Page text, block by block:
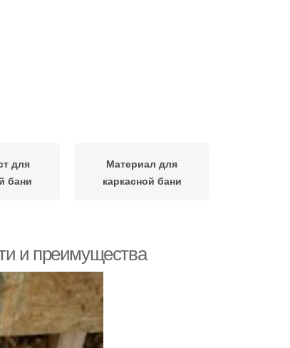
для
бани
Материал для
каркасной бани
и преимущества